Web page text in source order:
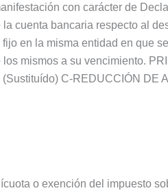
con carácter de
cuenta bancaria respecto al
en la misma entidad en que
mismos a su vencimiento.
C-REDUCCIÓN DE
o exención del impuesto